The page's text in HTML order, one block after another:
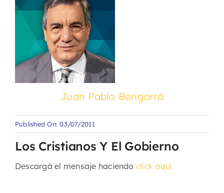
Juan Pablo Bongarrá
Published On: 03/07/2011
Los Cristianos Y El Gobierno
Descargá el mensaje haciendo click aquí